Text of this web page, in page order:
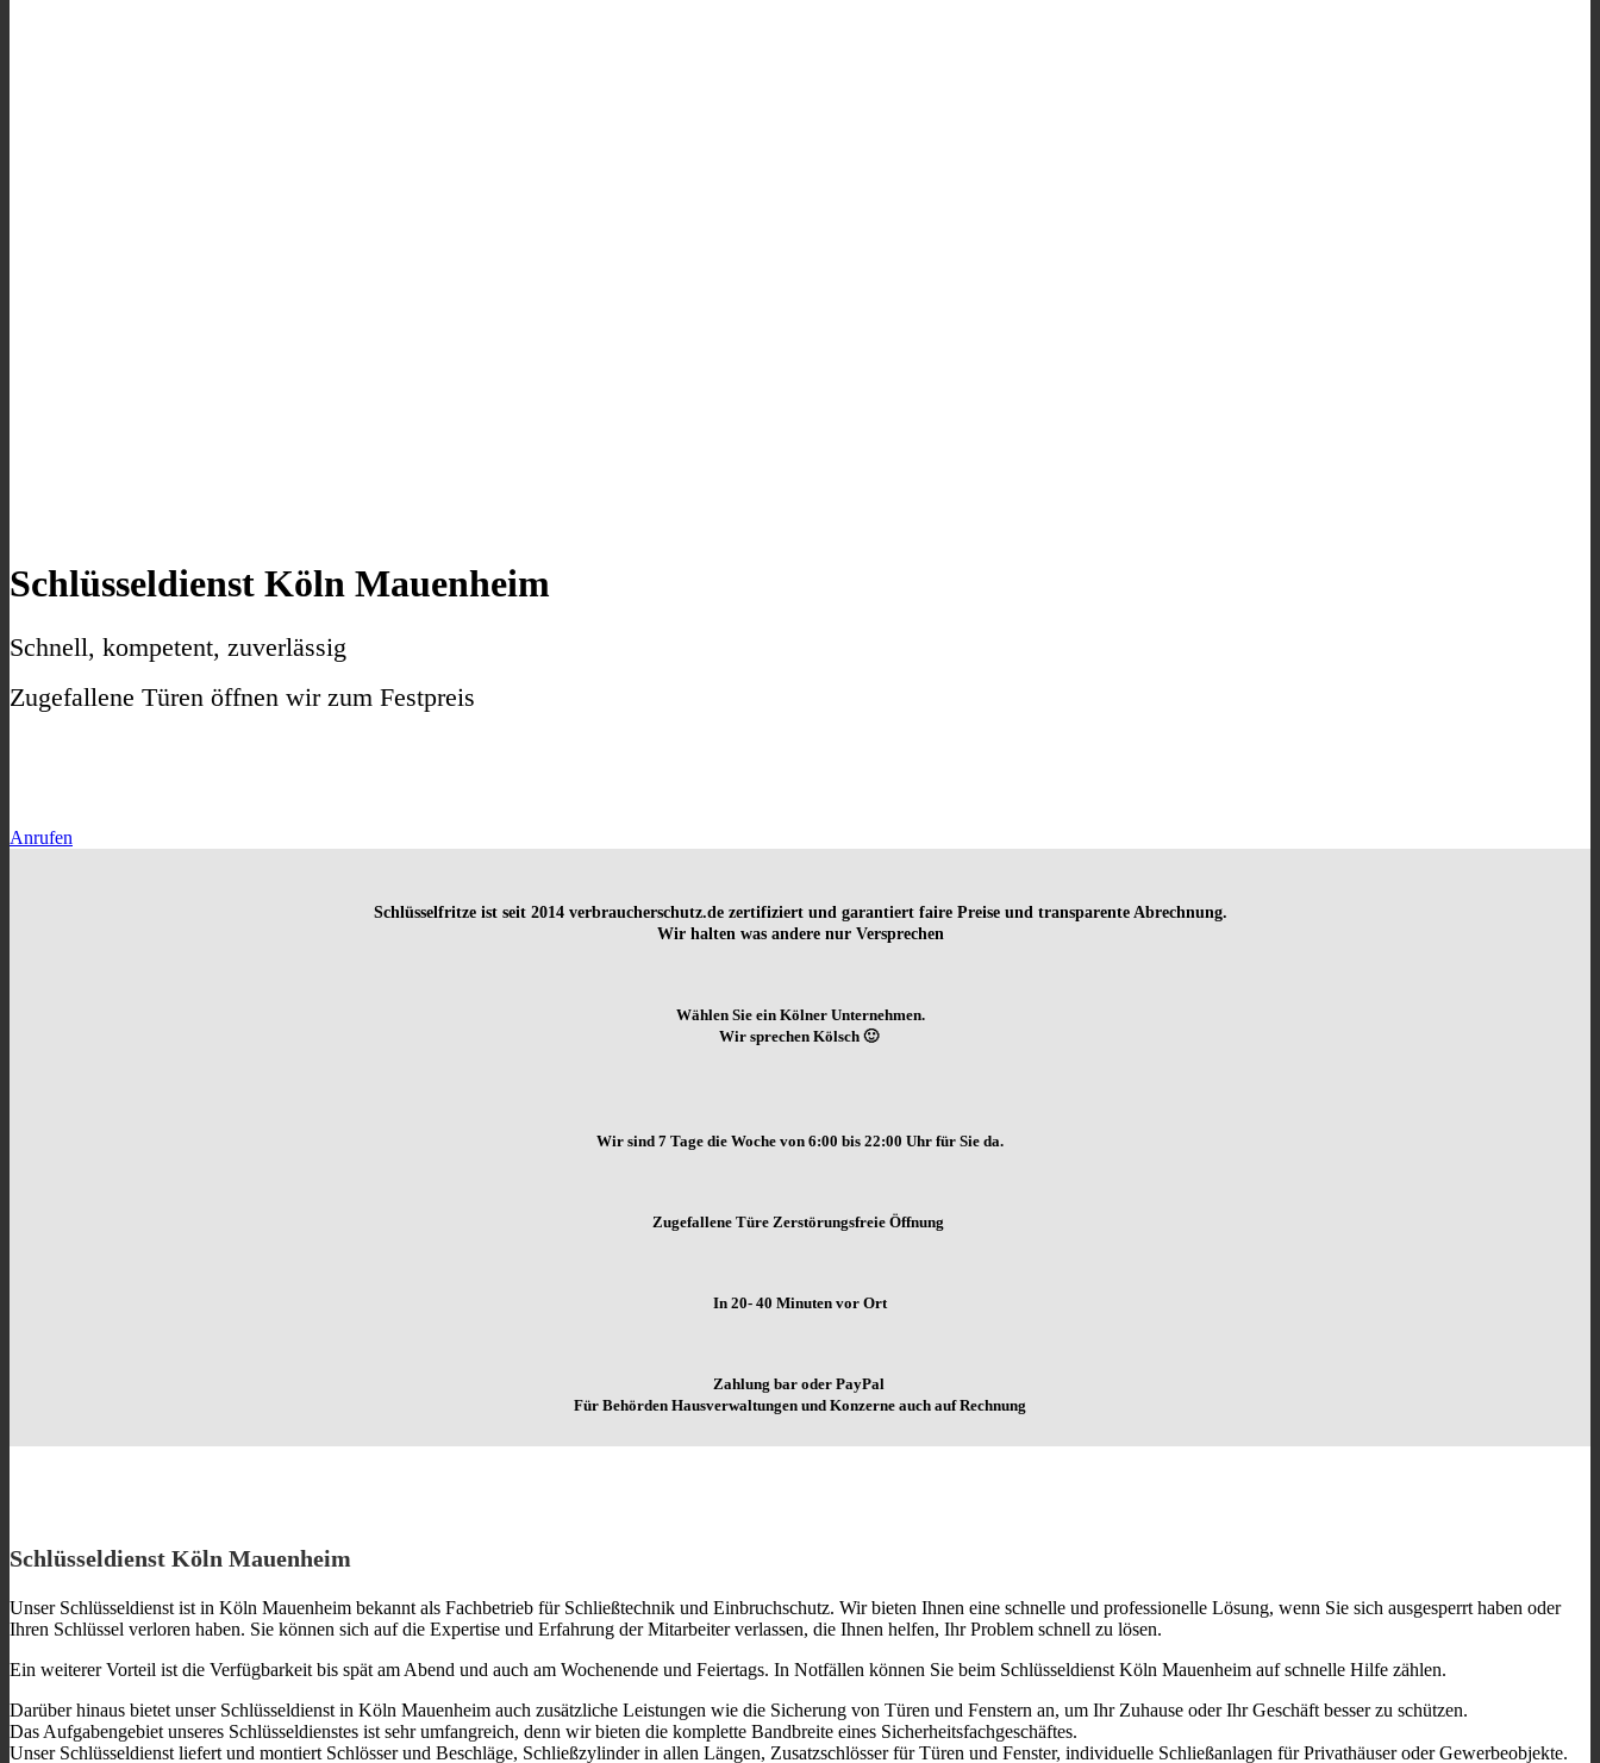
Schlüsseldienst Köln Mauenheim
Schnell, kompetent, zuverlässig
Zugefallene Türen öffnen wir zum Festpreis
Anrufen
Schlüsselfritze ist seit 2014 verbraucherschutz.de zertifiziert und garantiert faire Preise und transparente Abrechnung.
Wir halten was andere nur Versprechen
Wählen Sie ein Kölner Unternehmen.
Wir sprechen Kölsch 🙂
Wir sind 7 Tage die Woche von 6:00 bis 22:00 Uhr für Sie da.
Zugefallene Türe Zerstörungsfreie Öffnung
In 20- 40 Minuten vor Ort
Zahlung bar oder PayPal
Für Behörden Hausverwaltungen und Konzerne auch auf Rechnung
Schlüsseldienst Köln Mauenheim
Unser Schlüsseldienst ist in Köln Mauenheim bekannt als Fachbetrieb für Schließtechnik und Einbruchschutz. Wir bieten Ihnen eine schnelle und professionelle Lösung, wenn Sie sich ausgesperrt haben oder
Ihren Schlüssel verloren haben. Sie können sich auf die Expertise und Erfahrung der Mitarbeiter verlassen, die Ihnen helfen, Ihr Problem schnell zu lösen.
Ein weiterer Vorteil ist die Verfügbarkeit bis spät am Abend und auch am Wochenende und Feiertags. In Notfällen können Sie beim Schlüsseldienst Köln Mauenheim auf schnelle Hilfe zählen.
Darüber hinaus bietet unser Schlüsseldienst in Köln Mauenheim auch zusätzliche Leistungen wie die Sicherung von Türen und Fenstern an, um Ihr Zuhause oder Ihr Geschäft besser zu schützen.
Das Aufgabengebiet unseres Schlüsseldienstes ist sehr umfangreich, denn wir bieten die komplette Bandbreite eines Sicherheitsfachgeschäftes.
Unser Schlüsseldienst liefert und montiert Schlösser und Beschläge, Schließzylinder in allen Längen, Zusatzschlösser für Türen und Fenster, individuelle Schließanlagen für Privathäuser oder Gewerbeobjekte.